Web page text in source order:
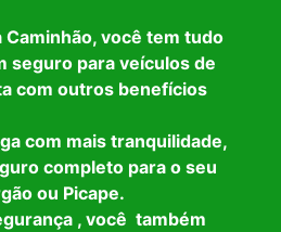
Caminhão, você tem tudo
seguro para veículos de
com outros benefícios
com mais tranquilidade,
completo para o seu
ou Picape.
, você também